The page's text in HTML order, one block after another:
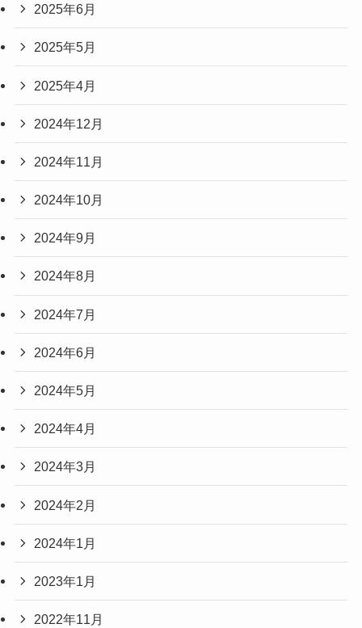
2025年6月
2025年5月
2025年4月
2024年12月
2024年11月
2024年10月
2024年9月
2024年8月
2024年7月
2024年6月
2024年5月
2024年4月
2024年3月
2024年2月
2024年1月
2023年1月
2022年11月